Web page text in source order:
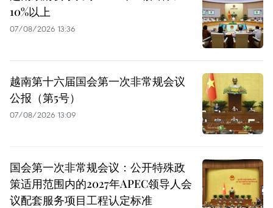
10%以上
07/08/2026 13:36
越南第十六届国会第一次非常规会议
公报（第5号）
07/08/2026 13:09
国会第一次非常规会议：公开特殊政
策适用范围内的2027年APEC领导人会
议配套服务项目工程认定标准